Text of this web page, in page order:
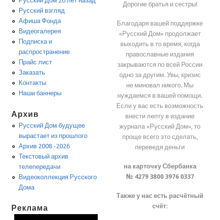
Русский взгляд
Афиша Фонда
Видеогалерея
Подписка и
распространение
Прайс лист
Заказать
Контакты
Наши баннеры
Архив
Русский Дом будущее
вырастает из прошлого
Архив 2008 -2026
Текстовый архив
телепередачи
Видеоколлекция Русского
Дома
Реклама
Дорогие братья и сестры!
Благодаря вашей поддержке
«Русский Дом» продолжает
выходить в то время, когда
православные издания
закрываются по всей России
одно за другим. Увы, кризис
не миновал никого. Мы
нуждаемся в вашей помощи.
Если у вас есть возможность
внести лепту в издание
журнала «Русский Дом», то
проще всего это сделать,
переведя деньги
на карточку Сбербанка
№ 4279 3800 3976 0337
Также у нас есть расчётный
счёт: